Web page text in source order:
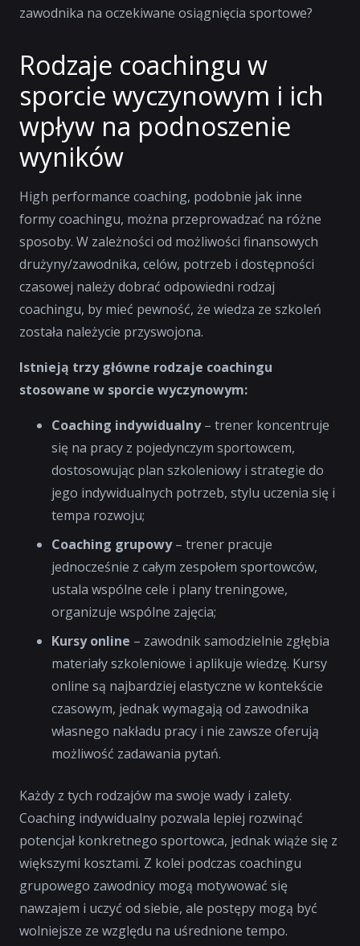
zawodnika na oczekiwane osiągnięcia sportowe?
Rodzaje coachingu w
sporcie wyczynowym i ich
wpływ na podnoszenie
wyników
High performance coaching, podobnie jak inne
formy coachingu, można przeprowadzać na różne
sposoby. W zależności od możliwości finansowych
drużyny/zawodnika, celów, potrzeb i dostępności
czasowej należy dobrać odpowiedni rodzaj
coachingu, by mieć pewność, że wiedza ze szkoleń
została należycie przyswojona.
Istnieją trzy główne rodzaje coachingu
stosowane w sporcie wyczynowym:
Coaching indywidualny– trener koncentruje
się na pracy z pojedynczym sportowcem,
dostosowując plan szkoleniowy i strategie do
jego indywidualnych potrzeb, stylu uczenia się i
tempa rozwoju;
Coaching grupowy– trener pracuje
jednocześnie z całym zespołem sportowców,
ustala wspólne cele i plany treningowe,
organizuje wspólne zajęcia;
Kursy online – zawodnik samodzielnie zgłębia
materiały szkoleniowe i aplikuje wiedzę. Kursy
online są najbardziej elastyczne w kontekście
czasowym, jednak wymagają od zawodnika
własnego nakładu pracy i nie zawsze oferują
możliwość zadawania pytań.
Każdy z tych rodzajów ma swoje wady i zalety.
Coaching indywidualny pozwala lepiej rozwinąć
potencjał konkretnego sportowca, jednak wiąże się z
większymi kosztami. Z kolei podczas coachingu
grupowego zawodnicy mogą motywować się
nawzajem i uczyć od siebie, ale postępy mogą być
wolniejsze ze względu na uśrednione tempo.